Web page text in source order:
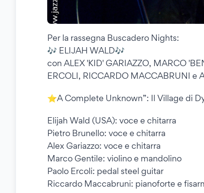
Per la rassegna Buscadero Nights:
🎶 ELIJAH WALD🎶
con ALEX 'KID' GARIAZZO, MARCO
ERCOLI, RICCARDO MACCABRUNI e
⭐A Complete Unknown”: Il Village di
Elijah Wald (USA): voce e chitarra
Pietro Brunello: voce e chitarra
Alex Gariazzo: voce e chitarra
Marco Gentile: violino e mandolino
Paolo Ercoli: pedal steel guitar
Riccardo Maccabruni: pianoforte e